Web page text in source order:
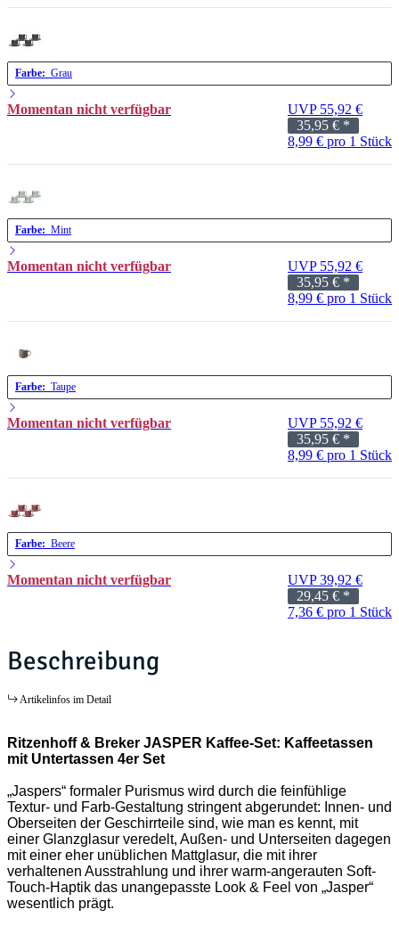
Farbe: Grau
Momentan nicht verfügbar
UVP 55,92 €
35,95 € *
8,99 € pro 1 Stück
Farbe: Mint
Momentan nicht verfügbar
UVP 55,92 €
35,95 € *
8,99 € pro 1 Stück
Farbe: Taupe
Momentan nicht verfügbar
UVP 55,92 €
35,95 € *
8,99 € pro 1 Stück
Farbe: Beere
Momentan nicht verfügbar
UVP 39,92 €
29,45 € *
7,36 € pro 1 Stück
Beschreibung
Artikelinfos im Detail
Ritzenhoff & Breker JASPER Kaffee-Set: Kaffeetassen
mit Untertassen 4er Set
„Jaspers“ formaler Purismus wird durch die feinfühlige
Textur- und Farb-Gestaltung stringent abgerundet: Innen- und
Oberseiten der Geschirrteile sind, wie man es kennt, mit
einer Glanzglasur veredelt, Außen- und Unterseiten dagegen
mit einer eher unüblichen Mattglasur, die mit ihrer
verhaltenen Ausstrahlung und ihrer warm-angerauten Soft-
Touch-Haptik das unangepasste Look & Feel von „Jasper“
wesentlich prägt.